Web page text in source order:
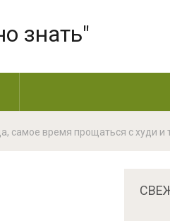
знать"
самое время прощаться с худи и